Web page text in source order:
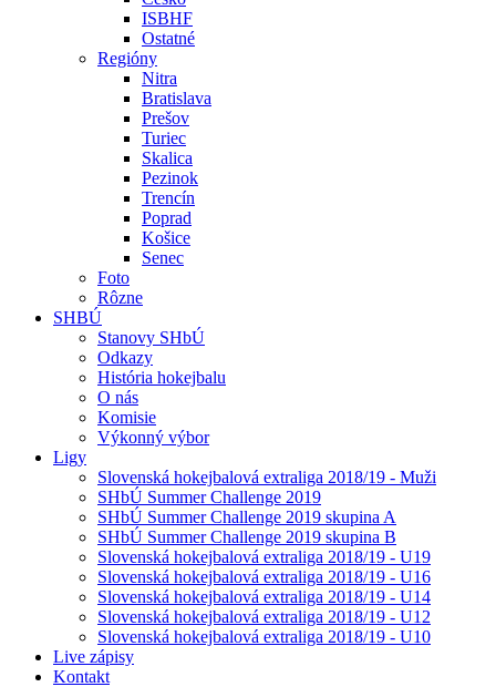
ISBHF
Ostatné
Regióny
Nitra
Bratislava
Prešov
Turiec
Skalica
Pezinok
Trencín
Poprad
Košice
Senec
Foto
Rôzne
SHBÚ
Stanovy SHbÚ
Odkazy
História hokejbalu
O nás
Komisie
Výkonný výbor
Ligy
Slovenská hokejbalová extraliga 2018/19 - Muži
SHbÚ Summer Challenge 2019
SHbÚ Summer Challenge 2019 skupina A
SHbÚ Summer Challenge 2019 skupina B
Slovenská hokejbalová extraliga 2018/19 - U19
Slovenská hokejbalová extraliga 2018/19 - U16
Slovenská hokejbalová extraliga 2018/19 - U14
Slovenská hokejbalová extraliga 2018/19 - U12
Slovenská hokejbalová extraliga 2018/19 - U10
Live zápisy
Kontakt